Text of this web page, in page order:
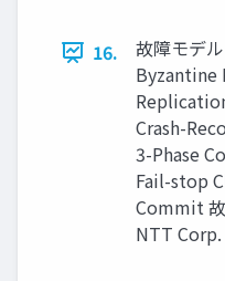
16.
故障モデ
Byzantine
Crash-
3-Phase
Fail-stop
Commit
NTT